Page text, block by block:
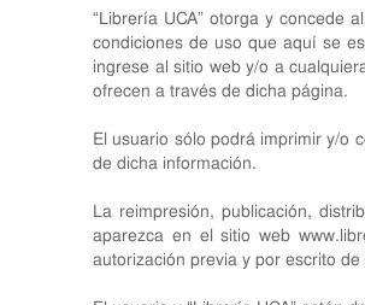
“Librería UCA” otorga y concede
condiciones de uso que aquí se
ingrese al sitio web y/o a
ofrecen a través de dicha página.
El usuario sólo podrá imprimir y/o
de dicha información.
La reimpresión, publicación,
aparezca en el sitio web
autorización previa y por escrito de